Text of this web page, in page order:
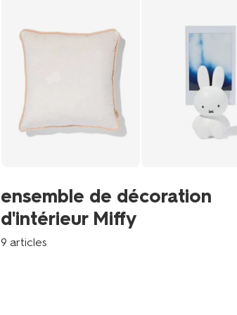
ensemble de décoration
d'intérieur Miffy
9 articles